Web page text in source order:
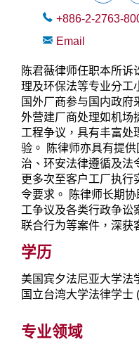
+886-2-2763-
Email
陈君薇律师任职本所诉
理及环保法等专业分工
国外厂商参与国内政府
外营建厂商处理如机场
工程争议，具有丰富处
验。 陈律师亦具有提
治、环安法律遵循及法
更多次至客户工厂执行
令要求。 陈律师长期
工争议及各类行政争讼
联合行为等案件，深获
学历
美国宾夕法尼亚大学法
国立台湾大学法律学士
专业领域